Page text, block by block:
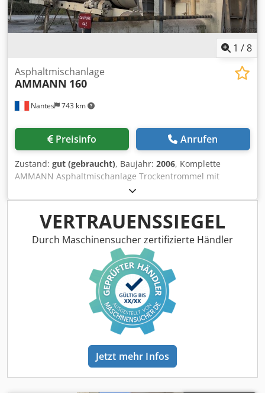
1 /8
Nantes 743 km
Asphaltmischanlage
AMMANN 160
Preisinfo Anrufen
Zustand: gut (gebraucht), Baujahr: 2006, Komplette
AMMANN Asphaltmischanlage Trockentrommel mit
Brenner: 2006 Dcedjxqpvtspfx Ab Njk Filter: 2014 ERMIIS-
Automatisierung: 2013 Kapazität: 160 Tonnen/Stunde
Anlage wird derzeit demontiert
VERTRAUENSSIEGEL
Durch Maschinensucher zertifizierte Händler
Jetzt mehr Infos